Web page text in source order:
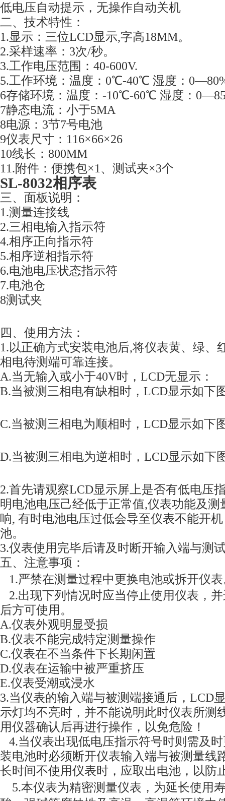
低电压自动提示，无操作自动关机
二、技术特性：
1.显示：三位LCD显示,字高18MM。
2.采样速率：3次/秒。
3.工作电压范围：40-600V.
5.工作环境：温度：0℃-40℃ 湿度：0—
6存储环境：温度：-10℃-60℃ 湿度：0—
7静态电流：小于5MA
8电源：3节7号电池
9仪表尺寸：116×66×26
10线长：800MM
11.附件：便携包×1、测试夹×3个
SL-8032相序表
三、面板说明：
1.测量连接线
2.三相电输入指示符
4.相序正向指示符
5.相序逆相指示符
6.电池电压状态指示符
7.电池仓
8测试夹
四、使用方法：
1.以正确方式安装电池后,将仪表黄、绿、
相电待测端可靠连接。
A.当无输入或小于40V时，LCD无显示 ：
B.当被测三相电有缺相时，LCD显示如下
C.当被测三相电为顺相时，LCD显示如下
D.当被测三相电为逆相时，LCD显示如下
2.首先请观察LCD显示屏上是否有低电压
明电池电压己经低于正常值,仪表功能及
响, 有时电池电压过低会导至仪表不能开
池。
3.仪表使用完毕后请及时断开输入端与测
五、注意事项：
1.严禁在测量过程中更换电池或拆开仪
2.出现下列情况时应当停止使用仪表，
后方可使用。
A.仪表外观明显受损
B.仪表不能完成特定测量操作
C.仪表在不当条件下长期闲置
D.仪表在运输中被严重挤压
E.仪表受潮或浸水
3.当仪表的输入端与被测端接通后， LCD
示灯均不亮时，并不能说明此时仪表所测
用仪器确认后再进行操作，以免危险！
4.当仪表出现低电压指示符号时则需及
装电池时必须断开仪表输入端与被测量线
长时间不使用仪表时，应取出电池，以防
5.本仪表为精密测量仪表，为延长使用